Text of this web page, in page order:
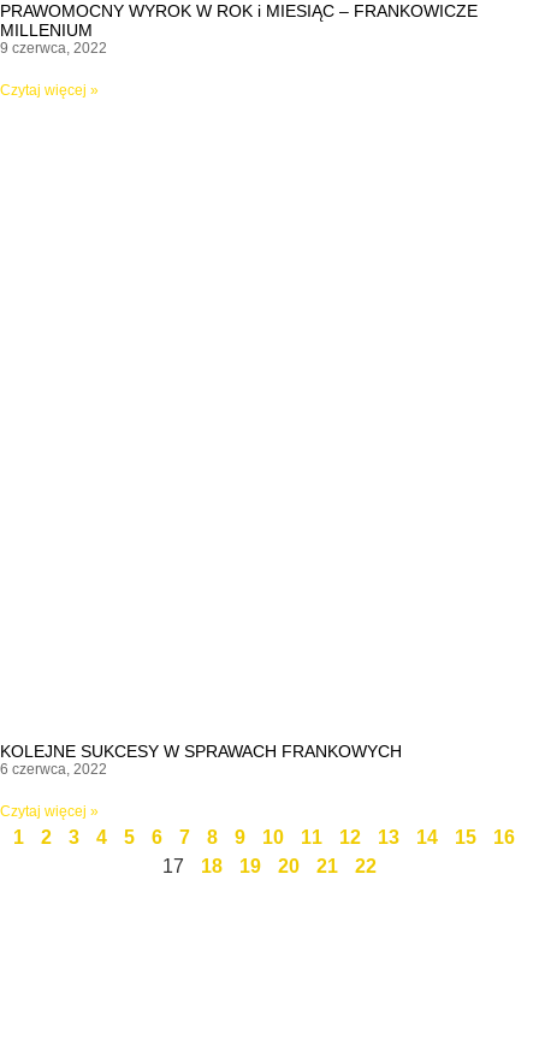
PRAWOMOCNY WYROK W ROK i MIESIĄC – FRANKOWICZE
MILLENIUM
9 czerwca, 2022
Czytaj więcej »
KOLEJNE SUKCESY W SPRAWACH FRANKOWYCH
6 czerwca, 2022
Czytaj więcej »
1 2 3 4 5 6 7 8 9 10 11 12 13 14 15
16
17
18 19 20 21 22